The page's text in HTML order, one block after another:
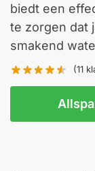
biedt een
te zorgen dat
smakend
(11